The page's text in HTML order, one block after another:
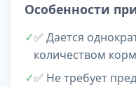
Особенности
✅ Дается
количеством
✅ Не требует